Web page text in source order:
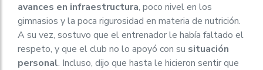
avances en infraestructura, poco nivel en los
gimnasios y la poca rigurosidad en materia de nutrición.
A su vez, sostuvo que el entrenador le había faltado el
respeto, y que el club no lo apoyó con su situación
personal. Incluso, dijo que hasta le hicieron sentir que